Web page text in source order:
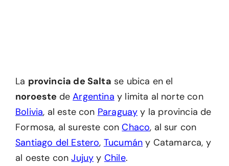
La provincia de Salta se ubica en el
noroeste deArgentina y limita al norte con
Bolivia, al este con Paraguay y la provincia de
Formosa, al sureste conChaco, al sur con
Santiago del Estero, Tucumán y Catamarca, y
al oeste conJujuy y Chile.